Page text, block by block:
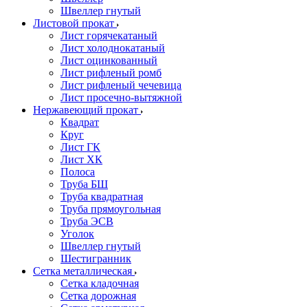
Швеллер гнутый
Листовой прокат
Лист горячекатаный
Лист холоднокатаный
Лист оцинкованный
Лист рифленый ромб
Лист рифленый чечевица
Лист просечно-вытяжной
Нержавеющий прокат
Квадрат
Круг
Лист ГК
Лист ХК
Полоса
Труба БШ
Труба квадратная
Труба прямоугольная
Труба ЭСВ
Уголок
Швеллер гнутый
Шестигранник
Сетка металлическая
Сетка кладочная
Сетка дорожная